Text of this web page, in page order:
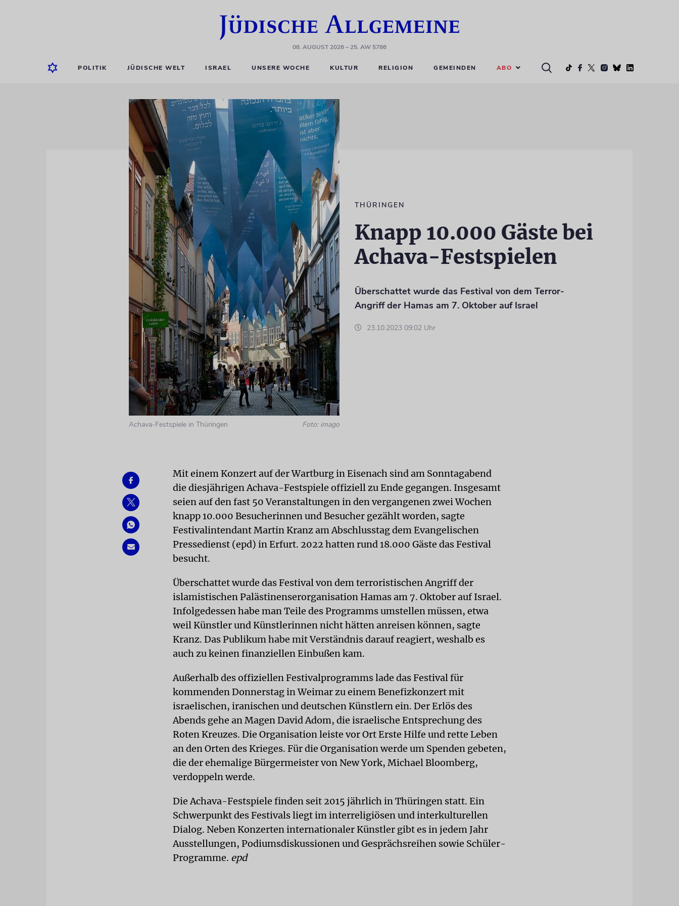
08. AUGUST 2026– 25. AW 5786
POLITIK JÜDISCHE WELT ISRAEL UNSERE WOCHE KULTUR RELIGION GEMEINDEN ABO
Achava-Festspiele in Thüringen Foto: imago
THÜRINGEN
Knapp 10.000 Gäste bei
Achava-Festspielen
Überschattet wurde das Festival von dem Terror-
Angriff der Hamas am 7. Oktober auf Israel
23.10.2023 09:02 Uhr
Mit einem Konzert auf der Wartburg in Eisenach sind am Sonntagabend
die diesjährigen Achava-Festspiele offiziell zu Ende gegangen. Insgesamt
seien auf den fast 50 Veranstaltungen in den vergangenen zwei Wochen
knapp 10.000 Besucherinnen und Besucher gezählt worden, sagte
Festivalintendant Martin Kranz am Abschlusstag dem Evangelischen
Pressedienst (epd) in Erfurt. 2022 hatten rund 18.000 Gäste das Festival
besucht.
Überschattet wurde das Festival von dem terroristischen Angriff der
islamistischen Palästinenserorganisation Hamas am 7. Oktober auf Israel.
Infolgedessen habe man Teile des Programms umstellen müssen, etwa
weil Künstler und Künstlerinnen nicht hätten anreisen können, sagte
Kranz. Das Publikum habe mit Verständnis darauf reagiert, weshalb es
auch zu keinen finanziellen Einbußen kam.
Außerhalb des offiziellen Festivalprogramms lade das Festival für
kommenden Donnerstag in Weimar zu einem Benefizkonzert mit
israelischen, iranischen und deutschen Künstlern ein. Der Erlös des
Abends gehe an Magen David Adom, die israelische Entsprechung des
Roten Kreuzes. Die Organisation leiste vor Ort Erste Hilfe und rette Leben
an den Orten des Krieges. Für die Organisation werde um Spenden gebeten,
die der ehemalige Bürgermeister von New York, Michael Bloomberg,
verdoppeln werde.
Die Achava-Festspiele finden seit 2015 jährlich in Thüringen statt. Ein
Schwerpunkt des Festivals liegt im interreligiösen und interkulturellen
Dialog. Neben Konzerten internationaler Künstler gibt es in jedem Jahr
Ausstellungen, Podiumsdiskussionen und Gesprächsreihen sowie Schüler-
Programme. epd